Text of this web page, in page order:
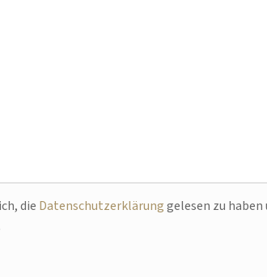
die Datenschutzerklärunggelesen zu